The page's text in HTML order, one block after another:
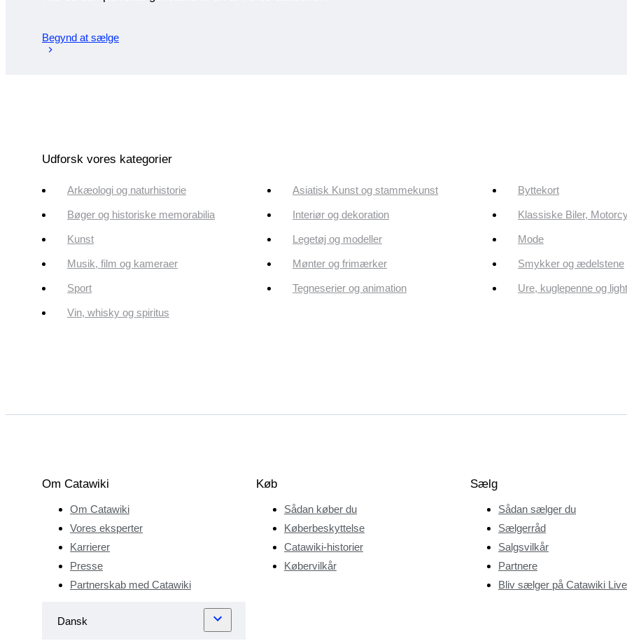
Begynd at sælge
Udforsk vores kategorier
Arkæologi og naturhistorie Asiatisk Kunst og stammekunst Byttekort
Bøger og historiske memorabilia Interiør og dekoration Klassiske Biler,
Kunst Legetøj og modeller Mode
Musik, film og kameraer Mønter og frimærker Smykker og ædelstene
Sport Tegneserier og animation Ure, kuglepenne og
Vin, whisky og spiritus
Om Catawiki
Om Catawiki
Vores eksperter
Karrierer
Presse
Partnerskab med Catawiki
Køb
Sådan køber du
Køberbeskyttelse
Catawiki-historier
Købervilkår
Sælg
Sådan sælger du
Sælgerråd
Salgsvilkår
Partnere
Bliv sælger på Catawiki Live